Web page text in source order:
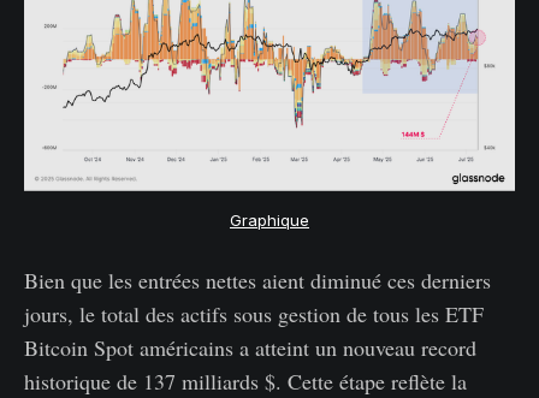
Graphique
Bien que les entrées nettes aient diminué ces derniers
jours, le total des actifs sous gestion de tous les ETF
Bitcoin Spot américains a atteint un nouveau record
historique de 137 milliards $. Cette étape reflète la